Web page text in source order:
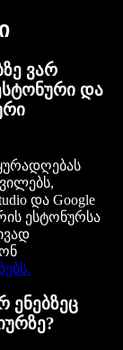
ვარ
და
და Google
ესტონურსა
ენებზეც